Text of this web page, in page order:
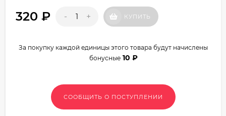
320 ₽ - + КУПИТЬ
За покупку каждой единицы этого товара будут начислены
бонусные 10 ₽
СООБЩИТЬ О ПОСТУПЛЕНИИ